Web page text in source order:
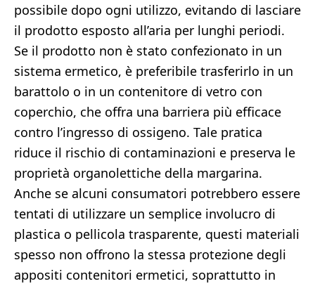
possibile dopo ogni utilizzo, evitando di lasciare
il prodotto esposto all’aria per lunghi periodi.
Se il prodotto non è stato confezionato in un
sistema ermetico, è preferibile trasferirlo in un
barattolo o in un contenitore di vetro con
coperchio, che offra una barriera più efficace
contro l’ingresso di ossigeno. Tale pratica
riduce il rischio di contaminazioni e preserva le
proprietà organolettiche della margarina.
Anche se alcuni consumatori potrebbero essere
tentati di utilizzare un semplice involucro di
plastica o pellicola trasparente, questi materiali
spesso non offrono la stessa protezione degli
appositi contenitori ermetici, soprattutto in